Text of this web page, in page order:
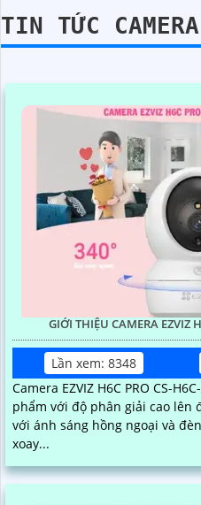
TIN TỨC
GIỚI THIỆU CAMERA EZVIZ
Lần xem: 8348
Camera EZVIZ H6C PRO CS-
phẩm với độ phân giải cao lên
với ánh sáng hồng ngoại và đèn LED trợ
xoay...